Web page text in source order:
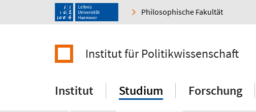
Philosophische Fakultät
Institut für Politikwissenschaft
Institut Studium Forschung